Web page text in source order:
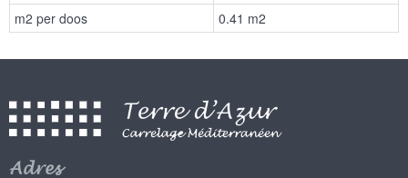
m2 per doos
0.41 m2
Adres